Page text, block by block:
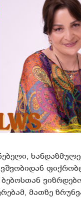
ბებოსთან
მათზე